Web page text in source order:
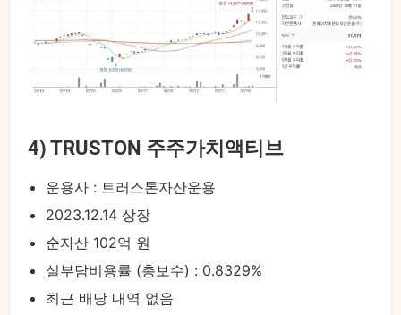
4) TRUSTON 주주가치액티브
운용사 : 트러스톤자산운용
2023.12.14 상장
순자산 102억 원
실부담비용률 (총보수) : 0.8329%
최근 배당 내역 없음